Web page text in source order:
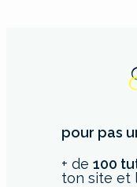
pour pas
+ de 100
ton site et